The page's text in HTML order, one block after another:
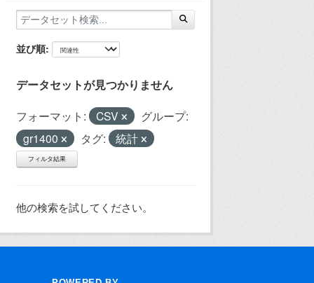
並び順
データセットが見つかりません
フォーマット: CSV
グループ:
gr1400
タグ: 統計
フィルタ結果
他の検索を試してください。